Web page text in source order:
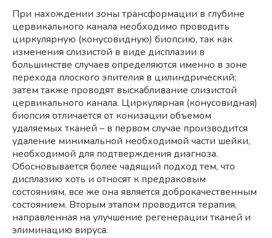
При нахождении зоны трансформации в глубине
цервикального канала необходимо проводить
циркулярную (конусовидную) биопсию, так как
изменения слизистой в виде дисплазии в
большинстве случаев определяются именно в зоне
перехода плоского эпителия в цилиндрический;
затем также проводят выскабливание слизистой
цервикального канала. Циркулярная (конусовидная)
биопсия отличается от конизации объемом
удаляемых тканей – в первом случае производится
удаление минимальной необходимой части шейки,
необходимой для подтверждения диагноза.
Обосновывается более чадящий подход тем, что
дисплазию хоть и относят к предраковым
состояниям, все же она является доброкачественным
состоянием. Вторым этапом проводится терапия,
направленная на улучшение регенерации тканей и
элиминацию вируса.